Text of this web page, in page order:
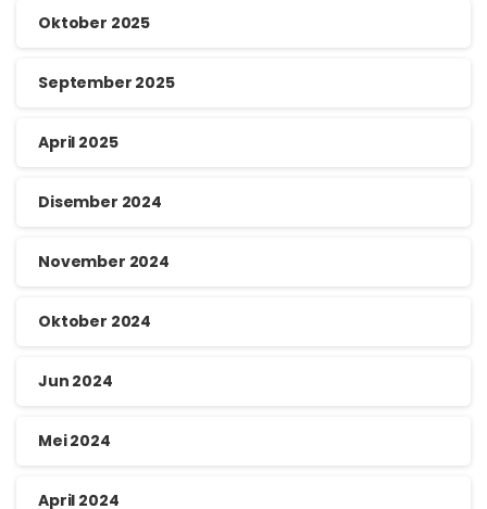
Oktober 2025
September 2025
April 2025
Disember 2024
November 2024
Oktober 2024
Jun 2024
Mei 2024
April 2024